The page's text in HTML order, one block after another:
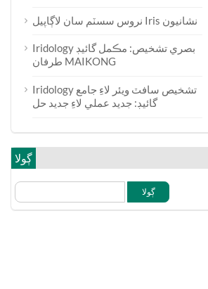
نروس سسٽم سان لاڳاپيل Iris نشانيون
Iridology بصري تشخيص: مڪمل گائيڊ
طرفان MAIKONG
Iridology تشخيص سافٽ ويئر لاءِ جامع
گائيڊ: جديد عملي لاءِ جديد حل
ڳولا